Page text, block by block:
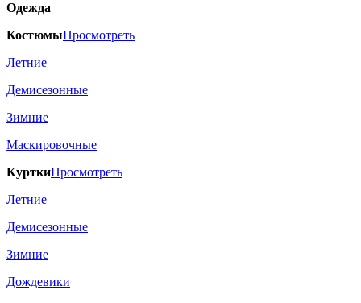
Одежда
КостюмыПросмотреть
Летние
Демисезонные
Зимние
Маскировочные
КурткиПросмотреть
Летние
Демисезонные
Зимние
Дождевики